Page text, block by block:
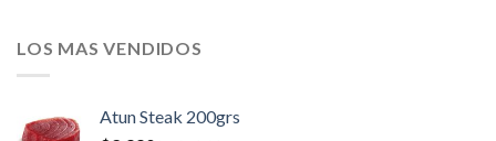
LOS MAS VENDIDOS
Atun Steak 200grs